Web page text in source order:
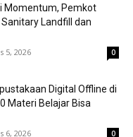
Momentum, Pemkot
Landfill dan
5, 2026 0
Digital Offline di
Materi Belajar Bisa
6, 2026 0